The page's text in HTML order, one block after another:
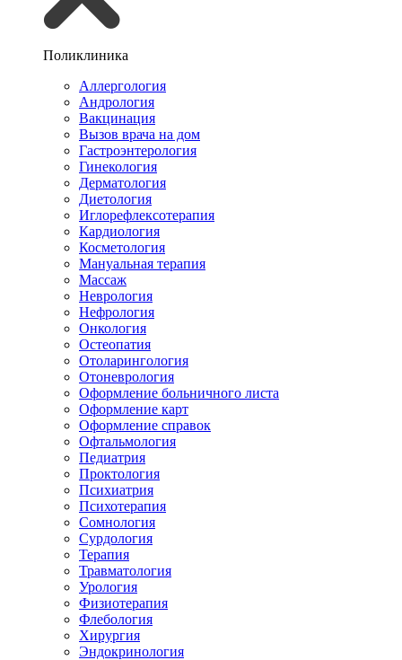
Поликлиника
Аллергология
Андрология
Вакцинация
Вызов врача на дом
Гастроэнтерология
Гинекология
Дерматология
Диетология
Иглорефлексотерапия
Кардиология
Косметология
Мануальная терапия
Массаж
Неврология
Нефрология
Онкология
Остеопатия
Отоларингология
Отоневрология
Оформление больничного листа
Оформление карт
Оформление справок
Офтальмология
Педиатрия
Проктология
Психиатрия
Психотерапия
Сомнология
Сурдология
Терапия
Травматология
Урология
Физиотерапия
Флебология
Хирургия
Эндокринология